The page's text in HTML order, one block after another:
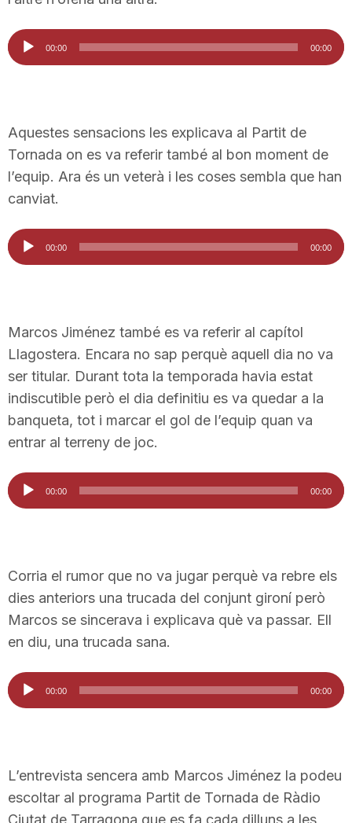
Reproductor
d'àudio
00:00 00:00
Aquestes sensacions les explicava al Partit de
Tornada on es va referir també al bon moment de
l’equip. Ara és un veterà i les coses sembla que han
canviat.
Reproductor
d'àudio
00:00 00:00
Marcos Jiménez també es va referir al capítol
Llagostera. Encara no sap perquè aquell dia no va
ser titular. Durant tota la temporada havia estat
indiscutible però el dia definitiu es va quedar a la
banqueta, tot i marcar el gol de l’equip quan va
entrar al terreny de joc.
Reproductor
d'àudio
00:00 00:00
Corria el rumor que no va jugar perquè va rebre els
dies anteriors una trucada del conjunt gironí però
Marcos se sincerava i explicava què va passar. Ell
en diu, una trucada sana.
Reproductor
d'àudio
00:00 00:00
L’entrevista sencera amb Marcos Jiménez la podeu
escoltar al programa Partit de Tornada de Ràdio
Ciutat de Tarragona que es fa cada dilluns a les